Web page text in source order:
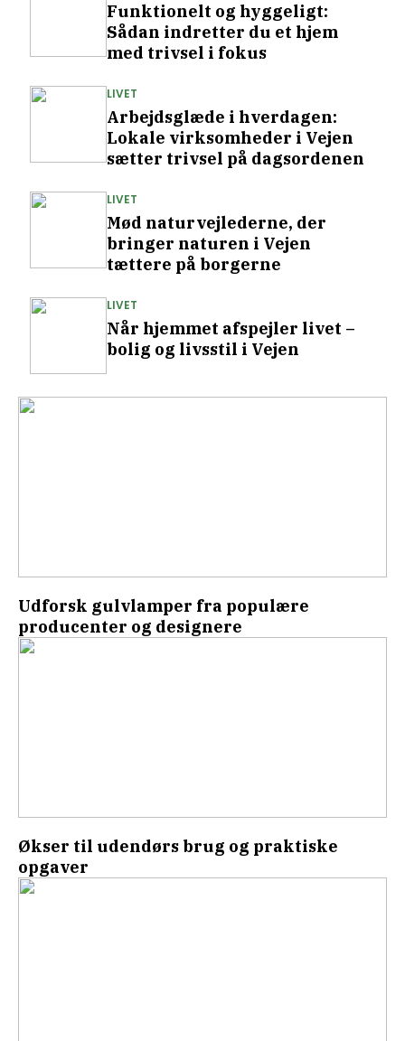
Funktionelt og hyggeligt:
Sådan indretter du et hjem
med trivsel i fokus
Arbejdsglæde i hverdagen:
Lokale virksomheder i Vejen
sætter trivsel på dagsordenen
LIVET
Mød naturvejlederne, der
bringer naturen i Vejen
tættere på borgerne
LIVET
Når hjemmet afspejler livet –
bolig og livsstil i Vejen
LIVET
Udforsk gulvlamper fra populære
producenter og designere
Økser til udendørs brug og praktiske
opgaver